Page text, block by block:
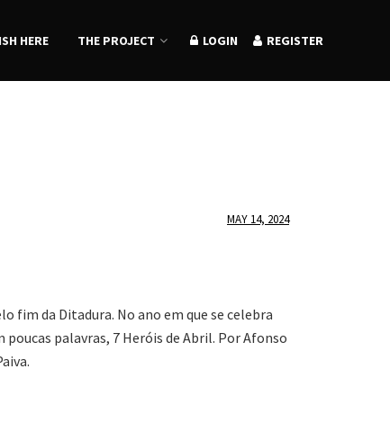
HERE THE PROJECT LOGIN REGISTER
MAY 14, 2024
fim da Ditadura. No ano em que se celebra
palavras, 7 Heróis de Abril. Por Afonso